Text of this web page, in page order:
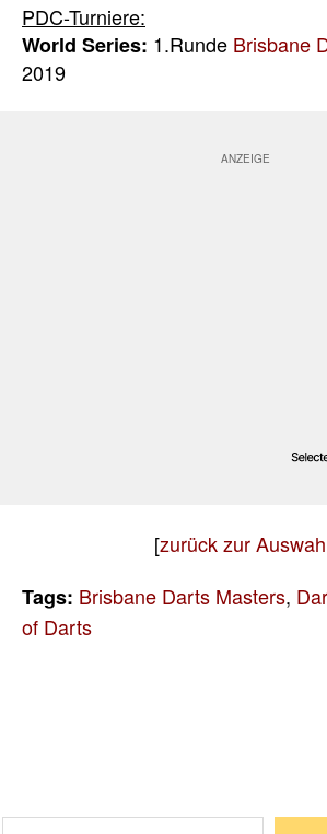
PDC-Turniere:
World Series: 1.Runde Brisbane
2019
[zurück zur
Tags: Brisbane Darts Masters,
of Darts